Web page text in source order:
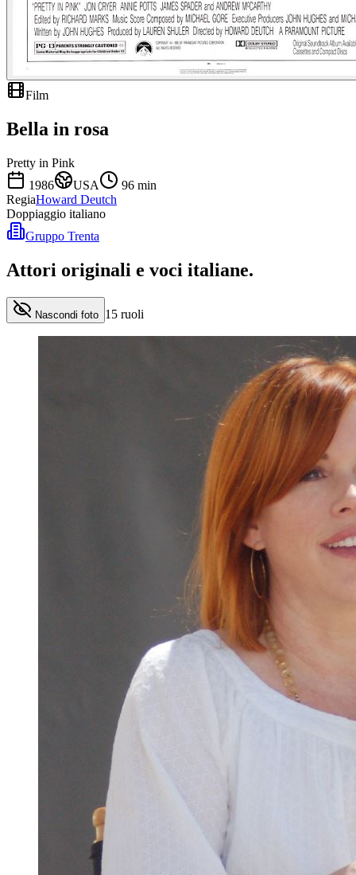
Film
Bella in rosa
Pretty in Pink
1986
USA 96 min
RegiaHoward Deutch
Doppiaggio italiano
Gruppo Trenta
Attori originali e voci italiane.
Nascondi foto 15 ruoli